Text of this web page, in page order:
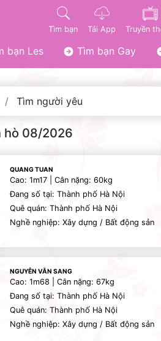
Tìm bạn Tải App Truyền
bạn Les Tìm bạn Gay
Tìm người yêu
hò 08/2026
QUANG TUAN
Cao: 1m17 | Cân nặng: 60kg
Đang số tại: Thành phố Hà Nội
Quê quán: Thành phố Hà Nội
Nghề nghiệp: Xây dựng / Bất động sản
NGUYỄN VĂN SANG
Cao: 1m68 | Cân nặng: 67kg
Đang số tại: Thành phố Hà Nội
Quê quán: Thành phố Hà Nội
Nghề nghiệp: Xây dựng / Bất động sản